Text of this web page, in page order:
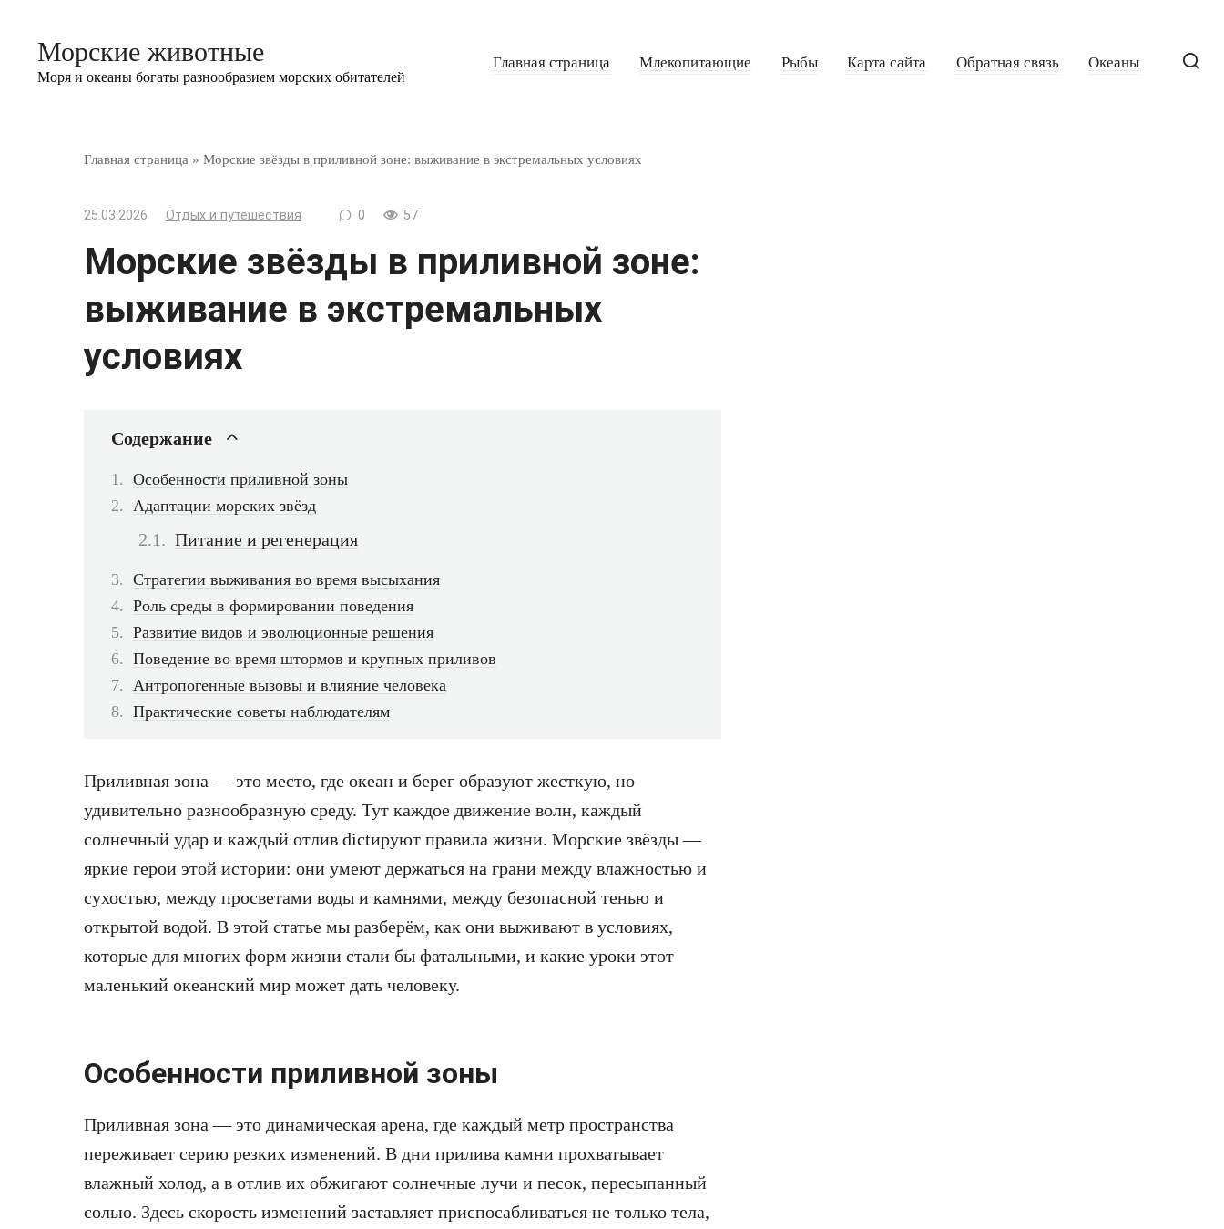
контентуМорские животные
Моря и океаны богаты разнообразием морских обитателей
Главная страница Млекопитающие Рыбы Карта сайта Обратная связь Океаны
Главная страница » Морские звёзды в приливной зоне: выживание в экстремальных условиях
25.03.2026 Отдых и путешествия 0 57
Морские звёзды в приливной зоне:
выживание в экстремальных
условиях
Содержание
Особенности приливной зоны
Адаптации морских звёзд
Питание и регенерация
Стратегии выживания во время высыхания
Роль среды в формировании поведения
Развитие видов и эволюционные решения
Поведение во время штормов и крупных приливов
Антропогенные вызовы и влияние человека
Практические советы наблюдателям
Приливная зона — это место, где океан и берег образуют жесткую, но
удивительно разнообразную среду. Тут каждое движение волн, каждый
солнечный удар и каждый отлив dictируют правила жизни. Морские звёзды —
яркие герои этой истории: они умеют держаться на грани между влажностью и
сухостью, между просветами воды и камнями, между безопасной тенью и
открытой водой. В этой статье мы разберём, как они выживают в условиях,
которые для многих форм жизни стали бы фатальными, и какие уроки этот
маленький океанский мир может дать человеку.
Особенности приливной зоны
Приливная зона — это динамическая арена, где каждый метр пространства
переживает серию резких изменений. В дни прилива камни прохватывает
влажный холод, а в отлив их обжигают солнечные лучи и песок, пересыпанный
солью. Здесь скорость изменений заставляет приспосабливаться не только тела,